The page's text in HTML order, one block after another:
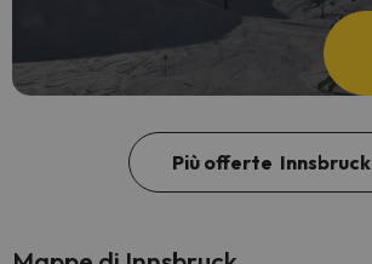
Più offerte Innsbruck